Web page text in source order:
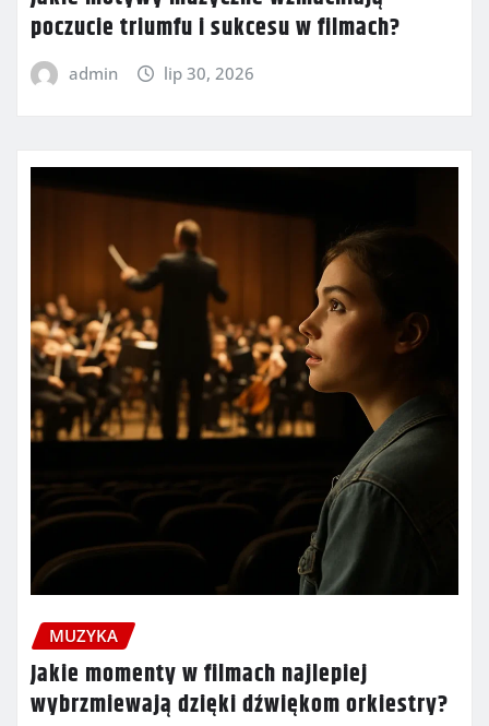
poczucie triumfu i sukcesu w filmach?
admin lip 30, 2026
MUZYKA
Jakie momenty w filmach najlepiej
wybrzmiewają dzięki dźwiękom orkiestry?